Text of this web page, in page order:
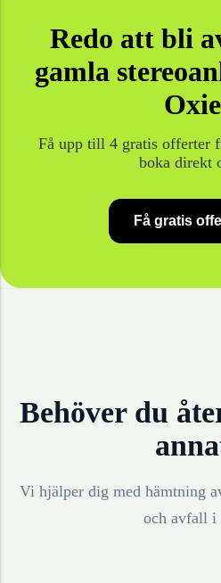
Redo att bli
gamla
Oxie
Få upp till 4 gratis offerter
boka direkt
Få gratis
Behöver du
Vi hjälper dig med hämtning
och avfall i